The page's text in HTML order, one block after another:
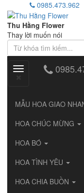
0985.473.962
Thu Hằng Flower
Thay lời muốn nói
Toggle
MẪU HOA GIAO
HOA CHÚC MỪNG
HOA BÓ
HOA TÌNH YÊU
HOA CHIA BUỒN